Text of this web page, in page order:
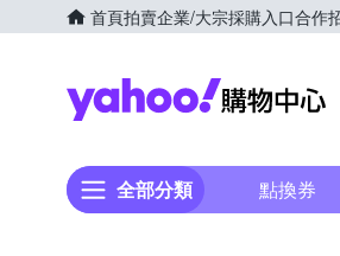
首頁拍賣企業/大宗採購入口合作
全部分類 點換券